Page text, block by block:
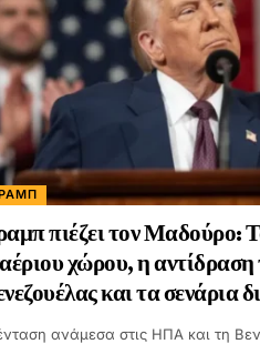
πιέζει τον Μαδούρο:
χώρου, η αντίδραση
και τα σενάρια
ανάμεσα στις ΗΠΑ και τη